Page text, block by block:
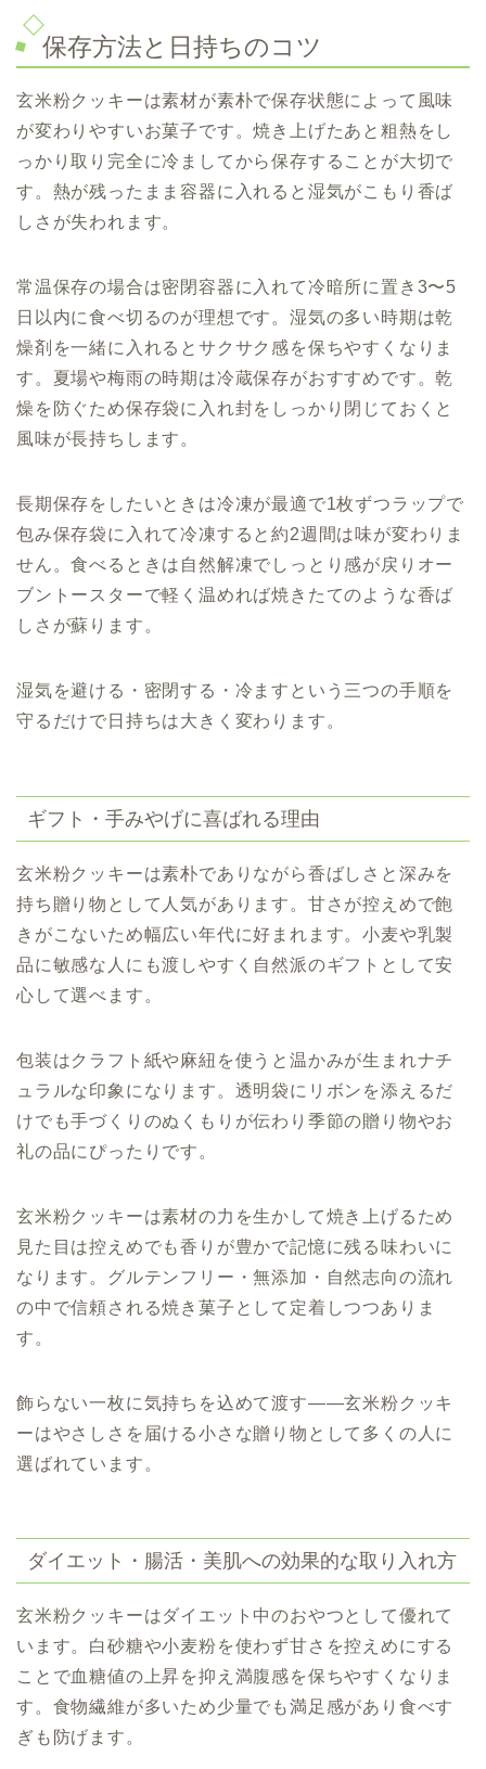
保存方法と日持ちのコツ
玄米粉クッキーは素材が素朴で保存状態によって風味
が変わりやすいお菓子です。焼き上げたあと粗熱をし
っかり取り完全に冷ましてから保存することが大切で
す。熱が残ったまま容器に入れると湿気がこもり香ば
しさが失われます。
常温保存の場合は密閉容器に入れて冷暗所に置き3〜5
日以内に食べ切るのが理想です。湿気の多い時期は乾
燥剤を一緒に入れるとサクサク感を保ちやすくなりま
す。夏場や梅雨の時期は冷蔵保存がおすすめです。乾
燥を防ぐため保存袋に入れ封をしっかり閉じておくと
風味が長持ちします。
長期保存をしたいときは冷凍が最適で1枚ずつラップで
包み保存袋に入れて冷凍すると約2週間は味が変わりま
せん。食べるときは自然解凍でしっとり感が戻りオー
ブントースターで軽く温めれば焼きたてのような香ば
しさが蘇ります。
湿気を避ける・密閉する・冷ますという三つの手順を
守るだけで日持ちは大きく変わります。
ギフト・手みやげに喜ばれる理由
玄米粉クッキーは素朴でありながら香ばしさと深みを
持ち贈り物として人気があります。甘さが控えめで飽
きがこないため幅広い年代に好まれます。小麦や乳製
品に敏感な人にも渡しやすく自然派のギフトとして安
心して選べます。
包装はクラフト紙や麻紐を使うと温かみが生まれナチ
ュラルな印象になります。透明袋にリボンを添えるだ
けでも手づくりのぬくもりが伝わり季節の贈り物やお
礼の品にぴったりです。
玄米粉クッキーは素材の力を生かして焼き上げるため
見た目は控えめでも香りが豊かで記憶に残る味わいに
なります。グルテンフリー・無添加・自然志向の流れ
の中で信頼される焼き菓子として定着しつつありま
す。
飾らない一枚に気持ちを込めて渡す――玄米粉クッキ
ーはやさしさを届ける小さな贈り物として多くの人に
選ばれています。
ダイエット・腸活・美肌への効果的な取り入れ方
玄米粉クッキーはダイエット中のおやつとして優れて
います。白砂糖や小麦粉を使わず甘さを控えめにする
ことで血糖値の上昇を抑え満腹感を保ちやすくなりま
す。食物繊維が多いため少量でも満足感があり食べす
ぎも防げます。